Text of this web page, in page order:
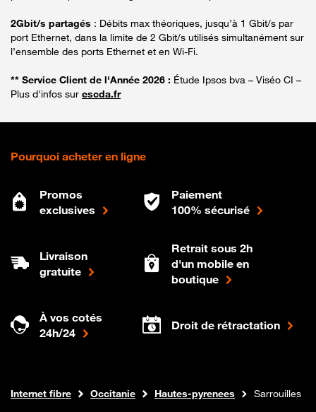
2Gbit/s partagés : Débits max théoriques, jusqu’à 1 Gbit/s par
port Ethernet, dans la limite de 2 Gbit/s utilisés simultanément sur
l’ensemble des ports Ethernet et en Wi-Fi.
** Service Client de l'Année 2026 : Étude Ipsos bva – Viséo CI –
Plus d'infos sur escda.fr
Pourquoi acheter en ligne
Promos
exclusives
Paiement
100% sécurisé
Livraison
gratuite
Retrait sous 2h
d'un mobile en
boutique
À vos cotés
24h/24
Droit de rétractation
Boutique Orange
Internet fibre Occitanie Hautes-pyrenees Sarrouilles